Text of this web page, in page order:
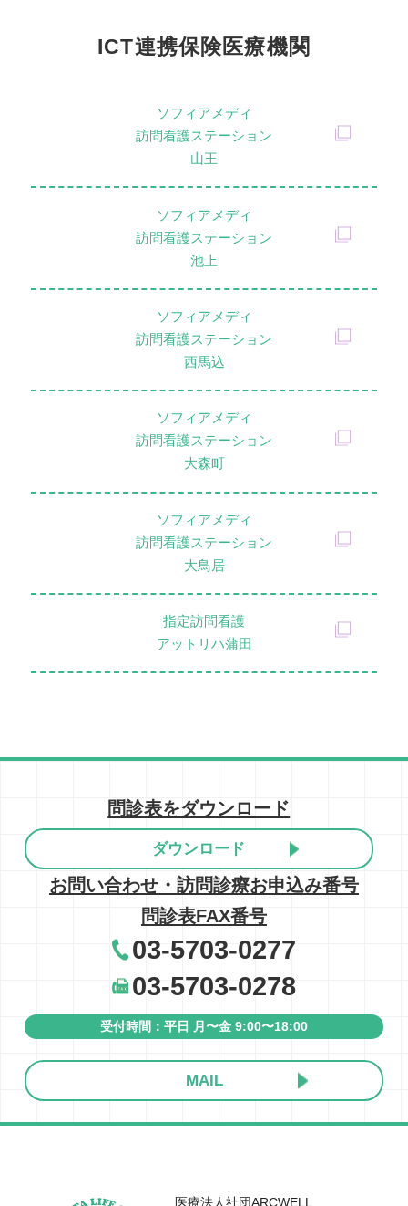
ICT連携保険医療機関
ソフィアメディ
訪問看護ステーション
山王
ソフィアメディ
訪問看護ステーション
池上
ソフィアメディ
訪問看護ステーション
西馬込
ソフィアメディ
訪問看護ステーション
大森町
ソフィアメディ
訪問看護ステーション
大鳥居
指定訪問看護
アットリハ蒲田
問診表をダウンロード
ダウンロード
お問い合わせ・訪問診療お申込み番号
問診表FAX番号
03-5703-0277
03-5703-0278
受付時間：平⽇ ⽉〜⾦ 9:00〜18:00
MAIL
医療法人社団ARCWELL